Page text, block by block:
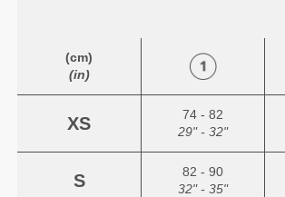
(cm)
(in)
XS
74 - 82
29" - 32"
S
82 - 90
32" - 35"